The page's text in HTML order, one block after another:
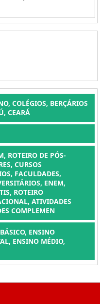
COLÉGIOS, BERÇÁRIOS
CEARÁ
ROTEIRO DE PÓS-
CURSOS
FACULDADES,
ENEM,
ROTEIRO
ATIVIDADES
COMPLEMEN
ENSINO
ENSINO MÉDIO,